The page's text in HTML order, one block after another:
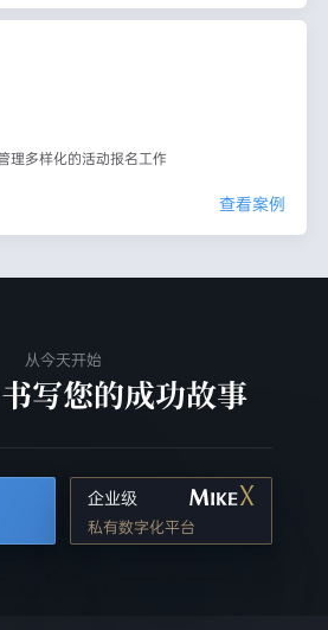
理多样化的活动报名工作
查看案例
从今天开始
写您的成功故事
企业级
私有数字化平台